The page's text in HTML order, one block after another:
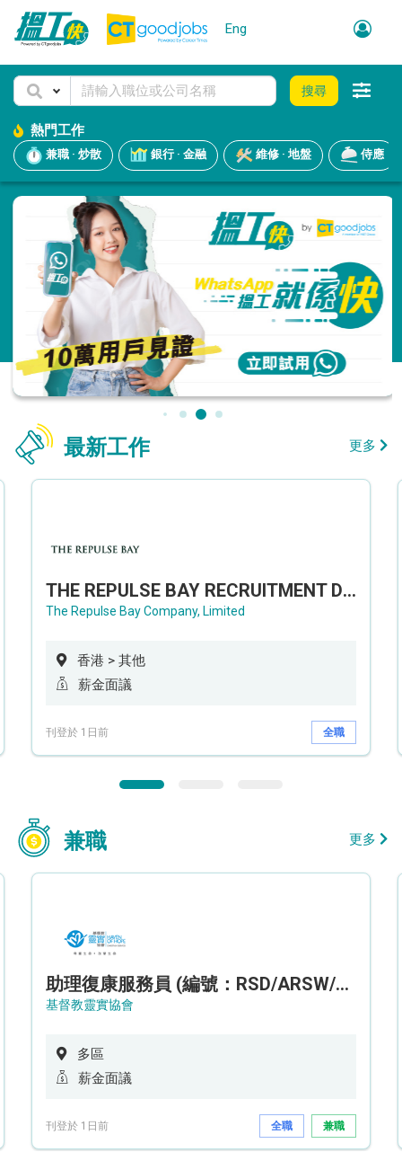
Eng
搜尋
熱門工作
兼職 · 炒散 銀行 · 金融 維修 · 地盤 侍應
最新工作 更多
THE REPULSE BAY RECRUITMENT DAY 淺水灣影灣園人才招聘會
The Repulse Bay Company, Limited
香港 > 其他
薪金面議
刊登於 1日前 全職
兼職 更多
助理復康服務員 (編號：RSD/ARSW/CTE)
基督教靈實協會
多區
薪金面議
刊登於 1日前 全職 兼職